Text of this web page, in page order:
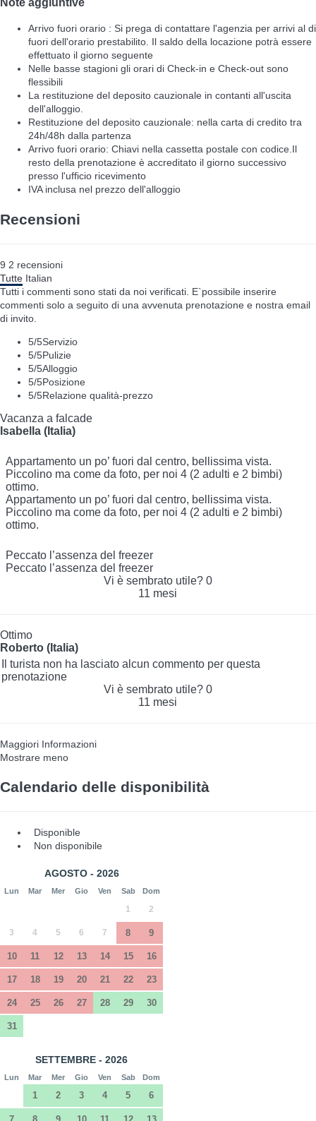
Arrivo fuori orario : Si prega di contattare l'agenzia per arrivi al di
fuori dell'orario prestabilito. Il saldo della locazione potrà essere
effettuato il giorno seguente
Nelle basse stagioni gli orari di Check-in e Check-out sono
flessibili
La restituzione del deposito cauzionale in contanti all'uscita
dell'alloggio.
Restituzione del deposito cauzionale: nella carta di credito tra
24h/48h dalla partenza
Arrivo fuori orario: Chiavi nella cassetta postale con codice.Il
resto della prenotazione è accreditato il giorno successivo
presso l'ufficio ricevimento
IVA inclusa nel prezzo dell'alloggio
Recensioni
9 2 recensioni
Tutte Italian
Tutti i commenti sono stati da noi verificati. E`possibile inserire
commenti solo a seguito di una avvenuta prenotazione e nostra email
di invito.
5/5Servizio
5/5Pulizie
5/5Alloggio
5/5Posizione
5/5Relazione qualità-prezzo
Vacanza a falcade
Isabella (Italia)
Appartamento un po’ fuori dal centro, bellissima vista.
Piccolino ma come da foto, per noi 4 (2 adulti e 2 bimbi)
ottimo.
Appartamento un po’ fuori dal centro, bellissima vista.
Piccolino ma come da foto, per noi 4 (2 adulti e 2 bimbi)
ottimo.
Peccato l’assenza del freezer
Peccato l’assenza del freezer
Vi è sembrato utile? 0
11 mesi
Ottimo
Roberto (Italia)
Il turista non ha lasciato alcun commento per questa
prenotazione
Vi è sembrato utile? 0
11 mesi
Maggiori Informazioni
Mostrare meno
Calendario delle disponibilità
Disponible
Non disponibile
AGOSTO - 2026
Lun Mar Mer Gio Ven Sab Dom
1 2
3 4 5 6 7 8 9
10 11 12 13 14 15 16
17 18 19 20 21 22 23
24 25 26 27 28 29 30
31
SETTEMBRE - 2026
Lun Mar Mer Gio Ven Sab Dom
1 2 3 4 5 6